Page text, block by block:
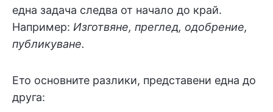
една задача следва от начало до край.
Например: Изготвяне, преглед, одобрение,
публикуване.
Ето основните разлики, представени една до
друга: